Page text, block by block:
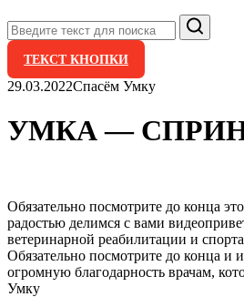
Поиск
ТЕКСТ КНОПКИ
29.03.2022Спасём Умку
УМКА —
Обязательно посмотрите до конца
радостью делимся с вами
ветеринарной реабилитации и
Обязательно посмотрите до конца и
огромную благодарность врачам,
Умку